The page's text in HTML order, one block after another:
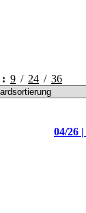
9 24 36
04/26